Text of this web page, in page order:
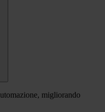
migliorando